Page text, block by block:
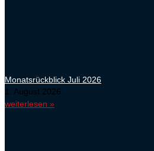
Monatsrückblick Juli 2026
1. August 2026
weiterlesen »